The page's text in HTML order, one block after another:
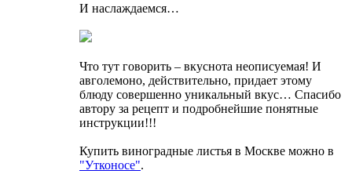
И наслаждаемся…
Что тут говорить – вкуснота неописуемая! И
авголемоно, действительно, придает этому
блюду совершенно уникальный вкус… Спасибо
автору за рецепт и подробнейшие понятные
инструкции!!!
Купить виноградные листья в Москве можно в
"Утконосе".